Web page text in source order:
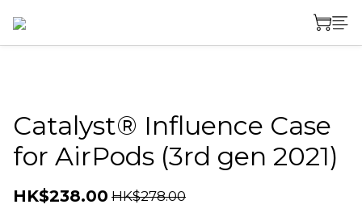
Catalyst® Influence Case
for AirPods (3rd gen 2021)
HK$238.00 HK$278.00